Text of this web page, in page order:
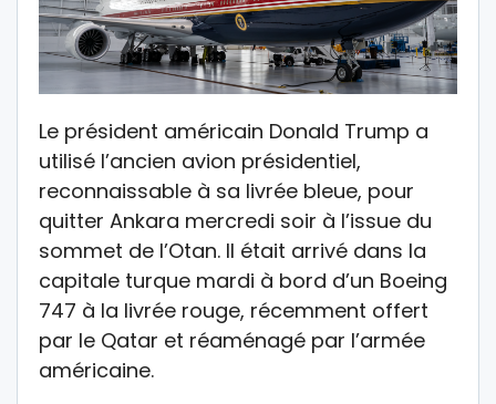
Le président américain Donald Trump a
utilisé l’ancien avion présidentiel,
reconnaissable à sa livrée bleue, pour
quitter Ankara mercredi soir à l’issue du
sommet de l’Otan. Il était arrivé dans la
capitale turque mardi à bord d’un Boeing
747 à la livrée rouge, récemment offert
par le Qatar et réaménagé par l’armée
américaine.